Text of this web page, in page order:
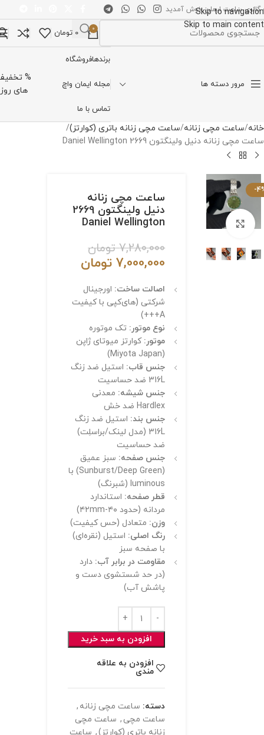
Skip to navigation
Skip to main content
گالری ساعت ایمان خوش آمدید
0
0 تومان
مرور دسته ها
برندهافروشگاه
مجله ایمان واچ
تماس با ما
%
های روز
خانه ساعت مچی زنانه ساعت مچی زنانه باتری (کوارتز)
ساعت مچی زنانه دنیل ولینگتون 2669 Daniel Wellington
-
برای بزرگنمایی کلیک کنید
ساعت مچی زنانه
دنیل ولینگتون 2669
Daniel Wellington
7,280,000 تومان
7,000,000 تومان
اصالت ساخت: اورجینال
شرکتی (های‌کپی با کیفیت
A+++)
نوع موتور: تک موتوره
موتور: کوارتز میوتای ژاپن
(Miyota Japan)
جنس قاب: استیل ضد زنگ
316L ضد حساسیت
جنس شیشه: معدنی
Hardlex ضد خش
جنس بند: استیل ضد زنگ
316L (مدل لینک/براسلِت)
ضد حساسیت
جنس صفحه: سبز عمیق
(Sunburst/Deep Green) با
luminous (شبرنگ)
قطر صفحه: استاندارد
مردانه (حدود ۴۰-۴۲mm)
وزن: متعادل (حس کیفیت)
رنگ اصلی: استیل (نقره‌ای)
با صفحه سبز
مقاومت در برابر آب: دارد
(در حد شستشوی دست و
پاشش آب)
افزودن به سبد خرید
افزودن به علاقه
مندی
دسته: ساعت مچی زنانه ,
ساعت مچی , ساعت مچی
زنانه باتری (کوارتز), ساعت